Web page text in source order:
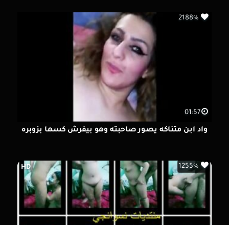
01:57
2188%
واد ابن متناكه يصور صاحبته وهو بيفرش كسها بزوبره
HD 1255%